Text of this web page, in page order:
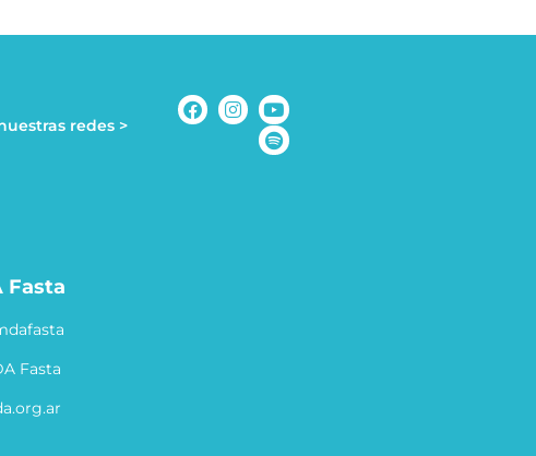
redes >
Fasta
Fasta